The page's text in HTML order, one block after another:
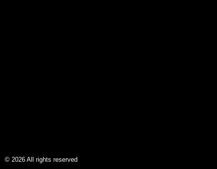
© 2026 All rights reserved